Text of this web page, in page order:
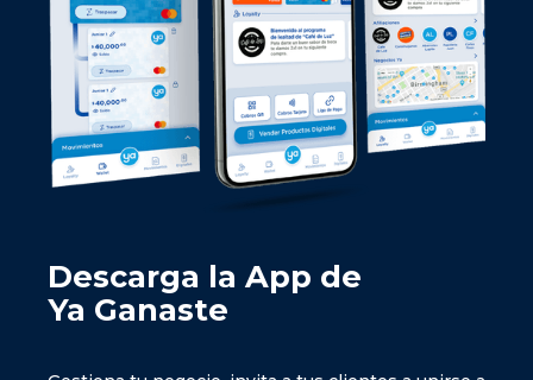
Descarga la App de
Ya Ganaste